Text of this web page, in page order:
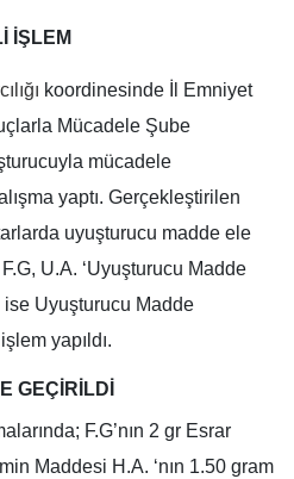
İŞLEM
koordinesinde İl Emniyet
Mücadele Şube
mücadele
yaptı. Gerçekleştirilen
uyuşturucu madde ele
U.A. ‘Uyuşturucu Madde
ise Uyuşturucu Madde
yapıldı.
GEÇİRİLDİ
F.G’nın 2 gr Esrar
Maddesi H.A. ‘nın 1.50 gram